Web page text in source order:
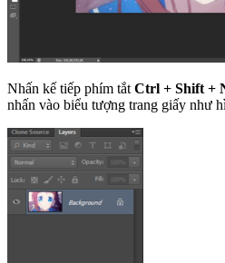
Nhấn kế tiếp phím tắtCtrl + Shift +
nhấn vào biểu tượng trang giấy như